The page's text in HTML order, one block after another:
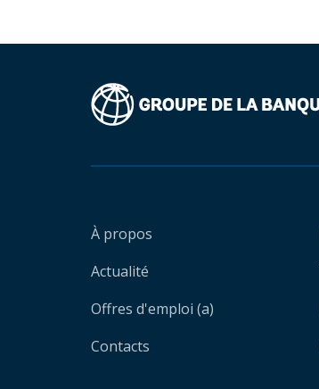
À propos
Actualité
Offres d'emploi (a)
Contacts